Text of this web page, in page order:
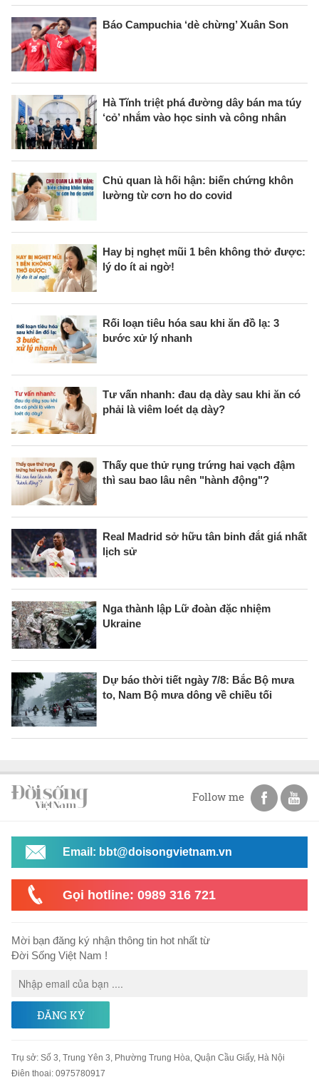
Báo Campuchia ‘dè chừng’ Xuân Son
Hà Tĩnh triệt phá đường dây bán ma túy
‘cỏ’ nhắm vào học sinh và công nhân
Chủ quan là hối hận: biến chứng khôn
lường từ cơn ho do covid
Hay bị nghẹt mũi 1 bên không thở được:
lý do ít ai ngờ!
Rối loạn tiêu hóa sau khi ăn đồ lạ: 3
bước xử lý nhanh
Tư vấn nhanh: đau dạ dày sau khi ăn có
phải là viêm loét dạ dày?
Thấy que thử rụng trứng hai vạch đậm
thì sau bao lâu nên "hành động"?
Real Madrid sở hữu tân binh đắt giá nhất
lịch sử
Nga thành lập Lữ đoàn đặc nhiệm
Ukraine
Dự báo thời tiết ngày 7/8: Bắc Bộ mưa
to, Nam Bộ mưa dông về chiều tối
Follow me
Email: bbt@doisongvietnam.vn
Gọi hotline: 0989 316 721
Mời bạn đăng ký nhận thông tin hot nhất từ
Đời Sống Việt Nam !
ĐĂNG KÝ
Trụ sở: Số 3, Trung Yên 3, Phường Trung Hòa, Quận Cầu Giấy, Hà Nội
Điện thoại: 0975780917